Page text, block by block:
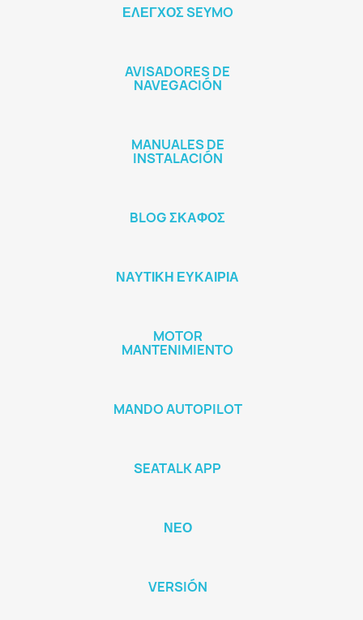
ΈΛΕΓΧΟΣ SEYMO
AVISADORES DE
NAVEGACIÓN
MANUALES DE
INSTALACIÓN
BLOG ΣΚΆΦΟΣ
ΝΑΥΤΙΚΉ ΕΥΚΑΙΡΊΑ
MOTOR
MANTENIMIENTO
MANDO AUTOPILOT
SEATALK APP
ΝΈΟ
VERSIÓN